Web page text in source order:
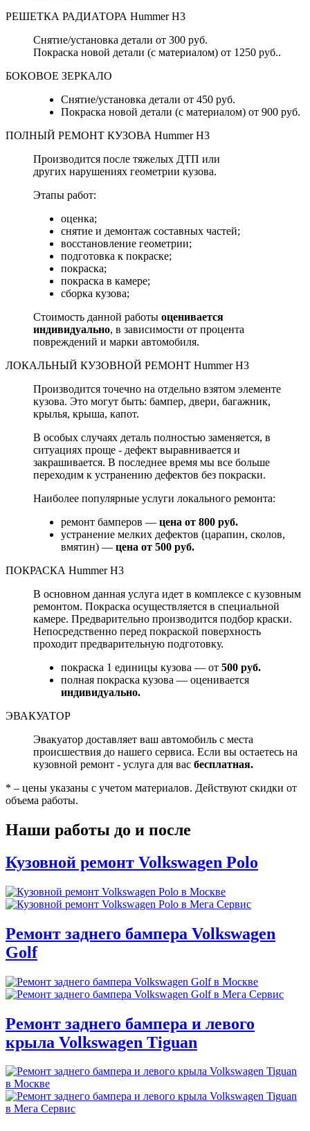
РЕШЕТКА РАДИАТОРА Hummer H3
Снятие/установка детали от 300 руб.
Покраска новой детали (с материалом) от 1250 руб..
БОКОВОЕ ЗЕРКАЛО
Снятие/установка детали от 450 руб.
Покраска новой детали (с материалом) от 900 руб.
ПОЛНЫЙ РЕМОНТ КУЗОВА Hummer H3
Производится после тяжелых ДТП или
других нарушениях геометрии кузова.
Этапы работ:
оценка;
снятие и демонтаж составных частей;
восстановление геометрии;
подготовка к покраске;
покраска;
покраска в камере;
сборка кузова;
Стоимость данной работы оценивается
индивидуально, в зависимости от процента
повреждений и марки автомобиля.
ЛОКАЛЬНЫЙ КУЗОВНОЙ РЕМОНТ Hummer H3
Производится точечно на отдельно взятом элементе
кузова. Это могут быть: бампер, двери, багажник,
крылья, крыша, капот.
В особых случаях деталь полностью заменяется, в
ситуациях проще - дефект выравнивается и
закрашивается. В последнее время мы все больше
переходим к устранению дефектов без покраски.
Наиболее популярные услуги локального ремонта:
ремонт бамперов — цена от 800 руб.
устранение мелких дефектов (царапин, сколов,
вмятин) — цена от 500 руб.
ПОКРАСКА Hummer H3
В основном данная услуга идет в комплексе с кузовным
ремонтом. Покраска осуществляется в специальной
камере. Предварительно производится подбор краски.
Непосредственно перед покраской поверхность
проходит предварительную подготовку.
покраска 1 единицы кузова — от 500 руб.
полная покраска кузова — оценивается
индивидуально.
ЭВАКУАТОР
Эвакуатор доставляет ваш автомобиль с места
происшествия до нашего сервиса. Если вы остаетесь на
кузовной ремонт - услуга для вас бесплатная.
* – цены указаны с учетом материалов. Действуют скидки от
объема работы.
Наши работы до и после
Кузовной ремонт Volkswagen Polo
Ремонт заднего бампера Volkswagen
Golf
Ремонт заднего бампера и левого
крыла Volkswagen Tiguan